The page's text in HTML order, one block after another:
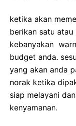
ketika akan
berikan satu
kebanyakan
budget anda.
yang akan anda
norak ketika
siap melayani
kenyamanan.